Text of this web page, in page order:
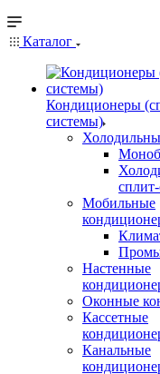
Каталог
Кондиционеры
системы)
Мобильные
Настенные
Оконные
Кассетные
Канальные